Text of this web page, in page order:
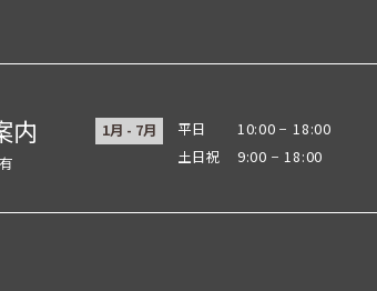
内 1月 - 7月 平日
10:00 − 18:00
土日祝
9:00 − 18:00